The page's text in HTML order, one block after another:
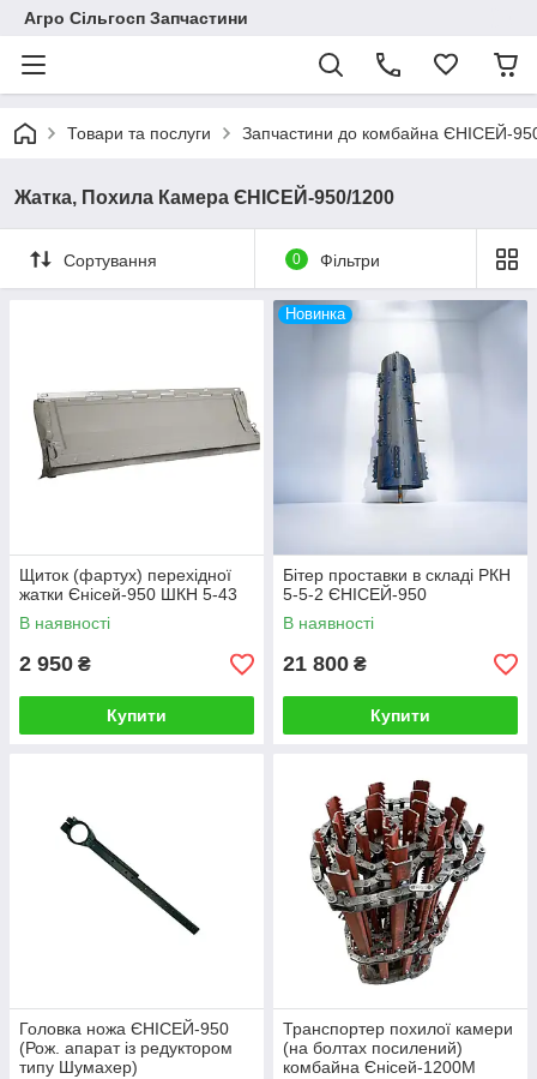
Агро Сільгосп Запчастини
Товари та послуги Запчастини до комбайна ЄНІСЕЙ-
Жатка, Похила Камера ЄНІСЕЙ-950/1200
Сортування 0 Фільтри
Щиток (фартух) перехідної
жатки Єнісей-950 ШКН 5-43
В наявності
2 950 ₴
Купити
Новинка
Бітер проставки в складі РКН
5-5-2 ЄНІСЕЙ-950
В наявності
21 800 ₴
Купити
Головка ножа ЄНІСЕЙ-950
(Рож. апарат із редуктором
типу Шумахер)
Транспортер похилої камери
(на болтах посилений)
комбайна Єнісей-1200М